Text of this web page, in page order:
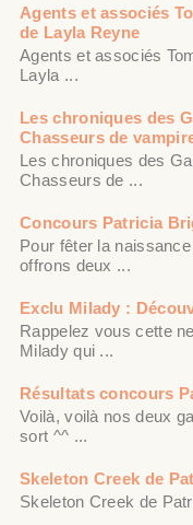
Agents et associés
de Layla Reyne
Agents et associés
Layla ...
Les chroniques des
Chasseurs de
Les chroniques des
Chasseurs de ...
Concours Patricia
Pour fêter la
offrons deux ...
Exclu Milady :
Rappelez vous cette
Milady qui ...
Résultats concours
Voilà, voilà nos deux
sort ^^ ...
Skeleton Creek de
Skeleton Creek de